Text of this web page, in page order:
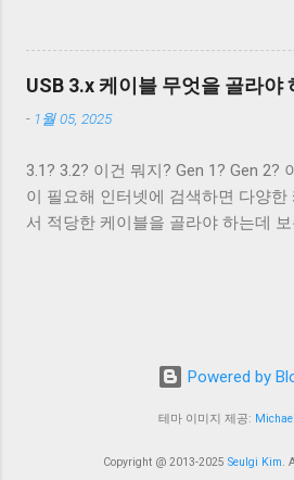
위치의 다음 줄로 이동한다. Unix 계
할 수 있다. 이외에도 구형 Mac OS 처
OCRNL 플래그나 탭문자( 0x09 , \t )를...
USB 3.0 케이블인지 쉽게 구분할 수
터나 Type C 컨넥터는 상황이 다르다
핀을 가져 최대 12개의 선을 연결할
야 한다. 그렇지 않으면 다음과 같이
이지만 최대 전송 속도가 480 Mbps
USB 2.0 Type C 케이블도 존재한다.
설계됐다. 하지만 Type B와는 다르
가능하다. 하지만 이 스펙은 어디까
통신을 하는 데 필요한 디바이스를
USB를 전원 공급을 위해 이용하려는
서 저전력 기기가 아닌 외장 하드 같
원 공급을 필요로 했고, USB를 통한
지만 iPod을 비롯한 많은 MP3 플레
이 이를 이용한 충전 기능을 가지고
신을 위해 USB 포트가 필요하니 별도
게 만들 수 있었기 때문이다. 결국 브
표준의 영역으로 가지고 왔다. SDP
능 데이터 전송 불가 데이터 전송 가
D+/D- 쇼트 D+/D- 라인에 독립적으
USB 3.x 케이블 무엇을 골라야
- 1월 05, 2025
3.1? 3.2? 이건 뭐지? Gen 1? Gen 2?
이 필요해 인터넷에 검색하면 다양한
서 적당한 케이블을 골라야 하는데 보
무슨 차이가 있을까? 3.2 Gen 1은
보다 발전된 것으로 보인다. 하지만
은 아니다. 그 이유는 이들 표준이 이
으로 설계됐기 때문이다. 예를 들어,
Powered by
테마 이미지 제공:
Copyright @ 2013-2025 Seulgi Kim.